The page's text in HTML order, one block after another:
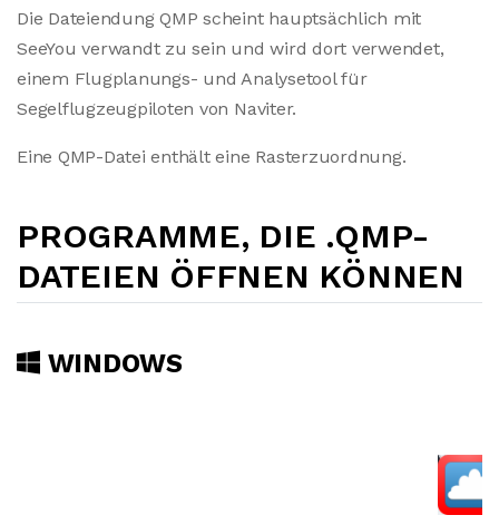
Die Dateiendung QMP scheint hauptsächlich mit
SeeYou verwandt zu sein und wird dort verwendet,
einem Flugplanungs- und Analysetool für
Segelflugzeugpiloten von Naviter.
Eine QMP-Datei enthält eine Rasterzuordnung.
PROGRAMME, DIE .QMP-
DATEIEN ÖFFNEN KÖNNEN
WINDOWS